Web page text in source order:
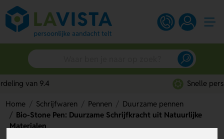
Home Schrijfwaren Pennen
Duurzame pennen
Bio-Stone Pen: Duurzame Schrijfkracht uit Natuurlijke
Materialen